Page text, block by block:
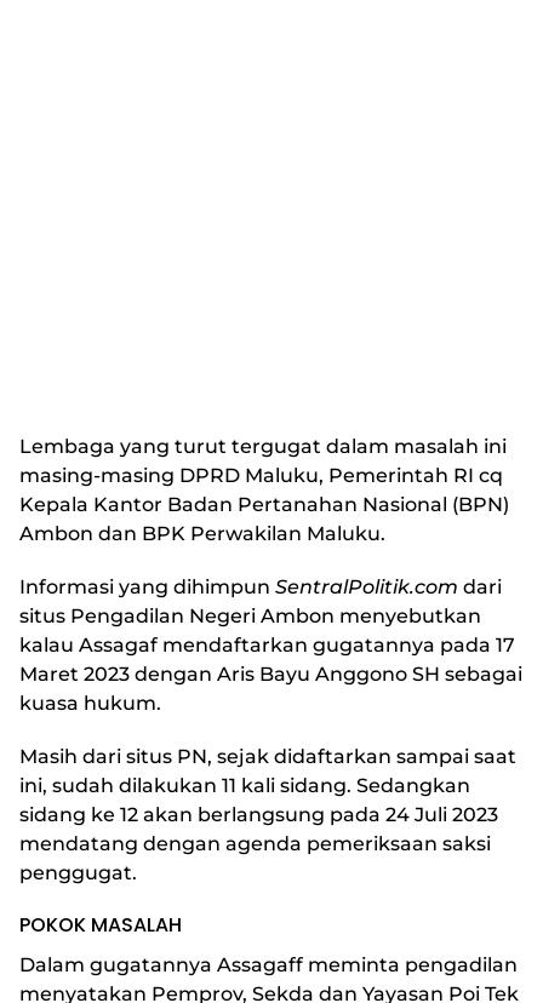
Lembaga yang turut tergugat dalam masalah ini
masing-masing DPRD Maluku, Pemerintah RI cq
Kepala Kantor Badan Pertanahan Nasional (BPN)
Ambon dan BPK Perwakilan Maluku.
Informasi yang dihimpun SentralPolitik.com dari
situs Pengadilan Negeri Ambon menyebutkan
kalau Assagaf mendaftarkan gugatannya pada 17
Maret 2023 dengan Aris Bayu Anggono SH sebagai
kuasa hukum.
Masih dari situs PN, sejak didaftarkan sampai saat
ini, sudah dilakukan 11 kali sidang. Sedangkan
sidang ke 12 akan berlangsung pada 24 Juli 2023
mendatang dengan agenda pemeriksaan saksi
penggugat.
POKOK MASALAH
Dalam gugatannya Assagaff meminta pengadilan
menyatakan Pemprov, Sekda dan Yayasan Poi Tek